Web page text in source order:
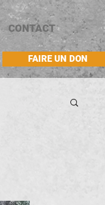
CONTACT
FAIRE UN DON